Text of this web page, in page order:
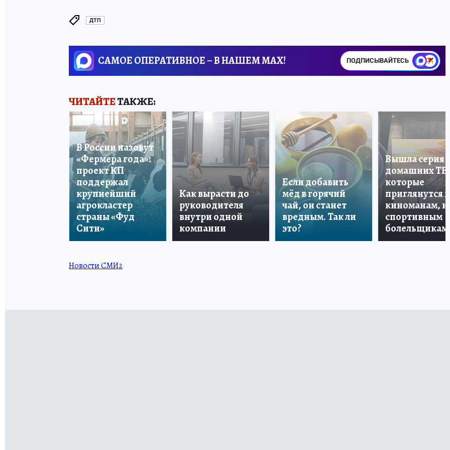
ДТП
САМОЕ ОПЕРАТИВНОЕ – В НАШЕМ MAX! ПОДПИСЫВАЙТЕСЬ
ЧИТАЙТЕТАКЖЕ:
В России назовут
«Фермера года»:
проект КП
поддержал
крупнейший
агрокластер
страны «Фуд
Сити»
Как вырасти до
руководителя
внутри одной
компании
Если добавить
мёд в горячий
чай, он станет
вредным. Так ли
это?
Вышла серия
домашних ТВ,
которые
приглянутся и
киноманам, и
спортивным
болельщикам
Новости СМИ2